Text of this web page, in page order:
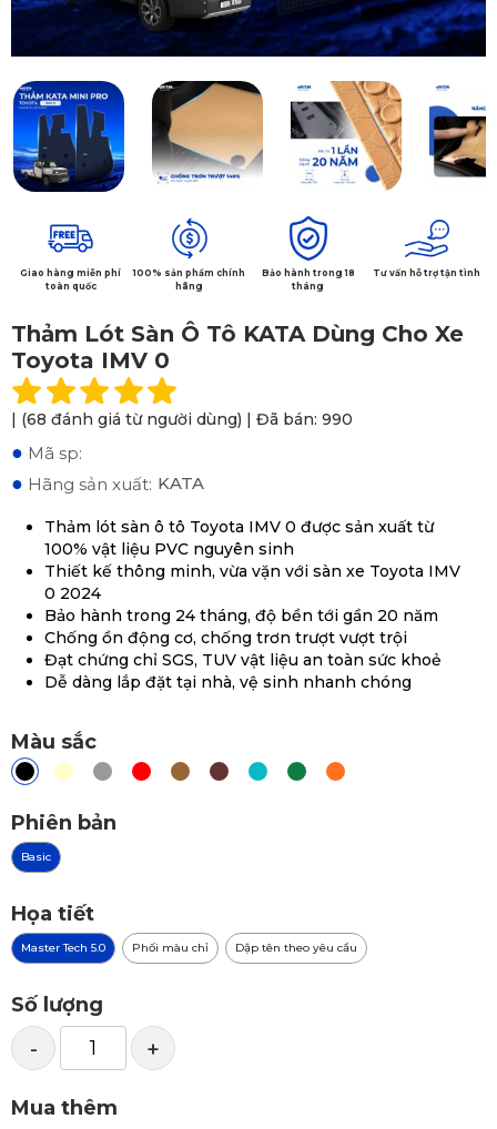
Giao hàng miễn phí
toàn quốc
100% sản phẩm chính
hãng
Bảo hành trong 18
tháng
Tư vấn hỗ trợ tận tình
Thảm Lót Sàn Ô Tô KATA Dùng Cho Xe
Toyota IMV 0
| (68 đánh giá từ người dùng) | Đã bán: 990
● Mã sp:
● Hãng sản xuất: KATA
Thảm lót sàn ô tô Toyota IMV 0 được sản xuất từ
100% vật liệu PVC nguyên sinh
Thiết kế thông minh, vừa vặn với sàn xe Toyota IMV
0 2024
Bảo hành trong 24 tháng, độ bền tới gần 20 năm
Chống ồn động cơ, chống trơn trượt vượt trội
Đạt chứng chỉ SGS, TUV vật liệu an toàn sức khoẻ
Dễ dàng lắp đặt tại nhà, vệ sinh nhanh chóng
Màu sắc
Phiên bản
Basic
Họa tiết
Master Tech 5.0 Phối màu chỉ Dập tên theo yêu cầu
Số lượng
- +
Mua thêm